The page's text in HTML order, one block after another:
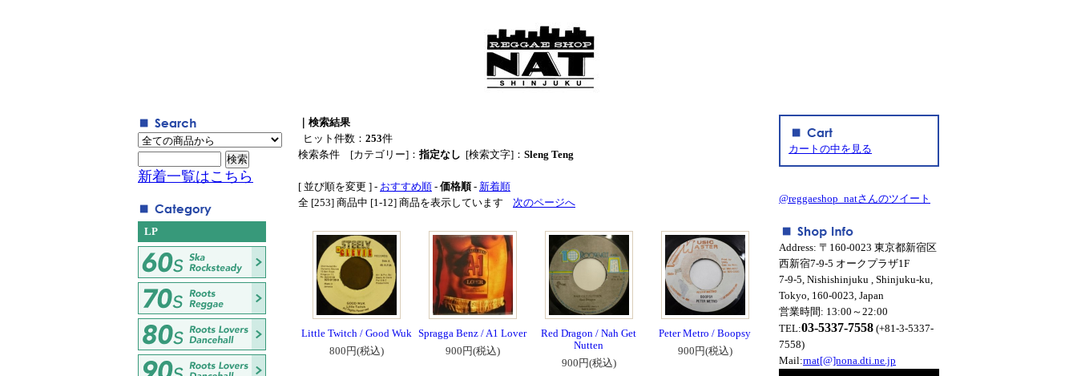
｜検索結果
ヒット件数： 253件
検索条件 [カテゴリー]： 指定なし [検索文字]： Sleng Teng
[ 並び順を変更 ] - おすすめ順 - 価格順- 新着順
全 [253] 商品中 [1-12] 商品を表示しています 次のページへ
Little Twitch / Good Wuk
800円(税込)
Spragga Benz / A1 Lover
900円(税込)
Red Dragon / Nah Get
Nutten
900円(税込)
Peter Metro / Boopsy
900円(税込)
新着一覧はこちら
LP
カートの中を見る
@reggaeshop_natさんのツイート
Address: 〒160-0023 東京都新宿区
西新宿7-9-5 オークプラザ1F
7-9-5, Nishishinjuku , Shinjuku-ku,
Tokyo, 160-0023, Japan
営業時間: 13:00～22:00
TEL:03-5337-7558 (+81-3-5337-
7558)
Mail:rnat[@]nona.dti.ne.jp